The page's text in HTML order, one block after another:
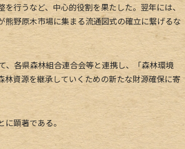
行うなど、中心的役割を果たした。翌年には、
野原木市場に集まる流通図式の確立に繋げるな
各県森林組合連合会等と連携し、「森林環境
資源を継承していくための新たな財源確保に寄
顕著である。